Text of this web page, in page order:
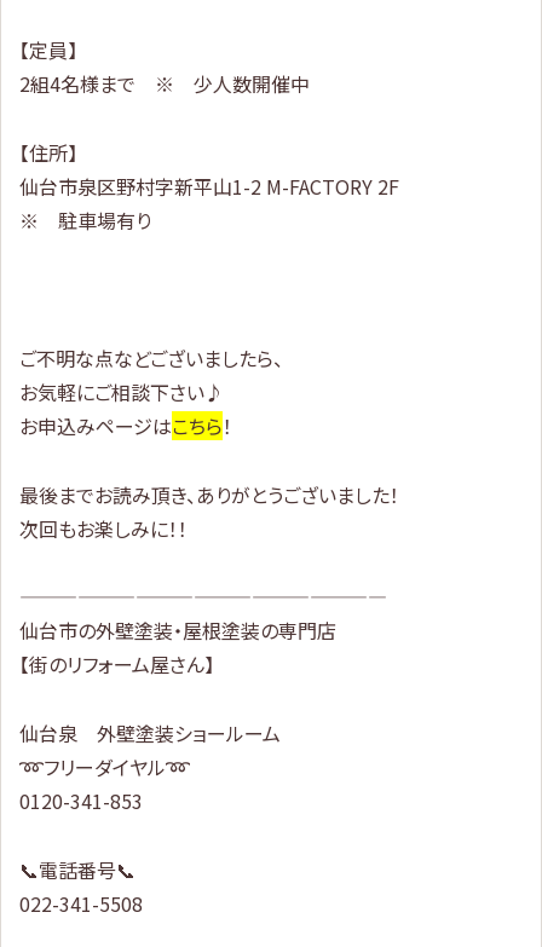
【定員】
2組4名様まで ※ 少人数開催中
【住所】
仙台市泉区野村字新平山1-2 M-FACTORY 2F
※ 駐車場有り
ご不明な点などございましたら、
お気軽にご相談下さい♪
お申込みページはこちら！
最後までお読み頂き、ありがとうございました！
次回もお楽しみに！！
———————————————————
仙台市の外壁塗装・屋根塗装の専門店
【街のリフォーム屋さん】
仙台泉 外壁塗装ショールーム
➿フリーダイヤル➿
0120-341-853
📞電話番号📞
022-341-5508